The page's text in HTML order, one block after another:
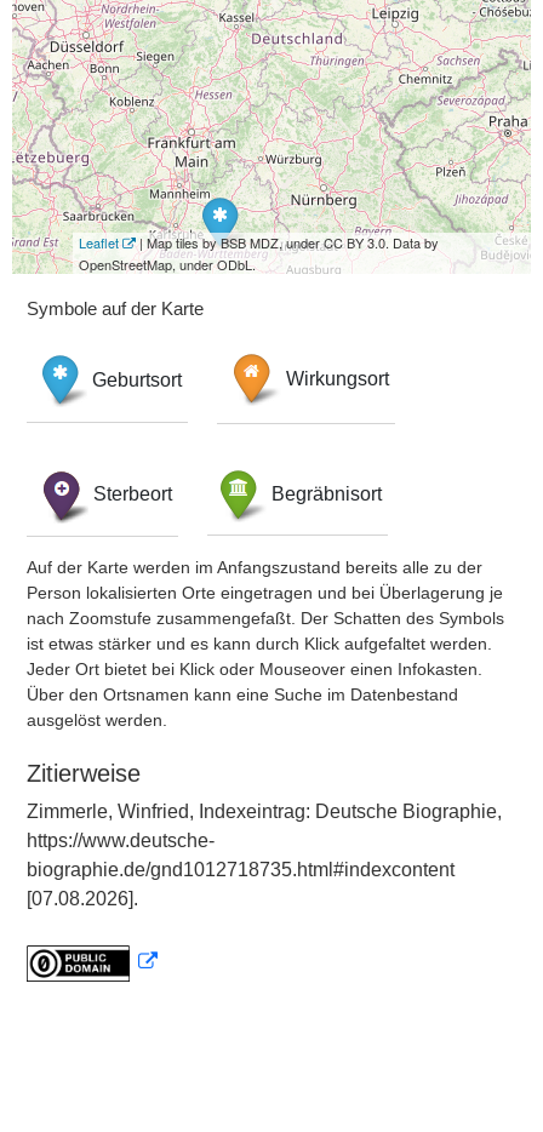
Leaflet
| Map tiles by BSB MDZ, under CC BY 3.0. Data by
OpenStreetMap, under ODbL.
Symbole auf der Karte
Geburtsort Wirkungsort
Sterbeort Begräbnisort
Auf der Karte werden im Anfangszustand bereits alle zu der
Person lokalisierten Orte eingetragen und bei Überlagerung je
nach Zoomstufe zusammengefaßt. Der Schatten des Symbols
ist etwas stärker und es kann durch Klick aufgefaltet werden.
Jeder Ort bietet bei Klick oder Mouseover einen Infokasten.
Über den Ortsnamen kann eine Suche im Datenbestand
ausgelöst werden.
Zitierweise
Zimmerle, Winfried, Indexeintrag: Deutsche Biographie,
https://www.deutsche-
biographie.de/gnd1012718735.html#indexcontent
[07.08.2026].